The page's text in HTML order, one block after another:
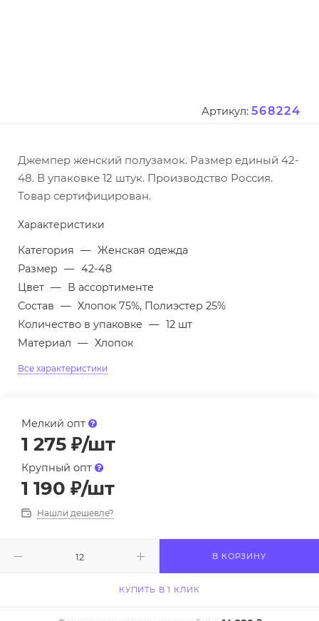
Артикул: 568224
Джемпер женский полузамок. Размер единый 42-
48. В упаковке 12 штук. Производство Россия.
Товар сертифицирован.
Характеристики
Категория — Женская одежда
Размер — 42-48
Цвет — В ассортименте
Состав — Хлопок 75%, Полиэстер 25%
Количество в упаковке — 12 шт
Материал — Хлопок
Все характеристики
Мелкий опт
1 275 ₽/шт
Крупный опт
1 190 ₽/шт
Нашли дешевле?
В КОРЗИНУ
КУПИТЬ В 1 КЛИК